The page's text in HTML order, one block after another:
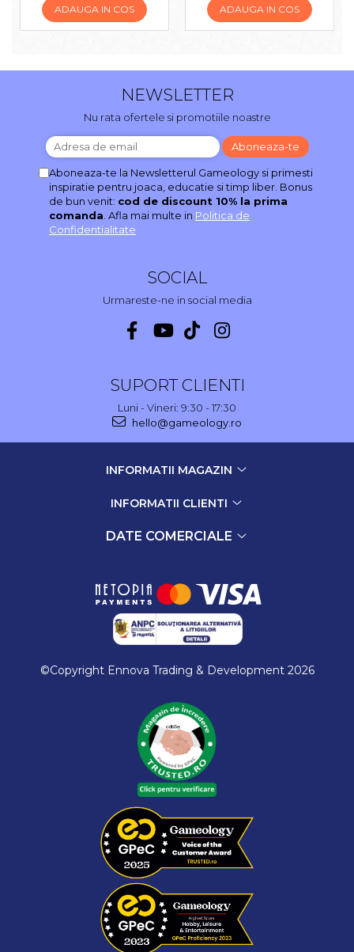
ADAUGA IN COS ADAUGA IN COS
NEWSLETTER
Nu rata ofertele si promotiile noastre
Aboneaza-te la Newsletterul Gameology si primesti
inspiratie pentru joaca, educatie si timp liber. Bonus
de bun venit: cod de discount 10% la prima
comanda. Afla mai multe in Politica de
Confidentialitate
SOCIAL
Urmareste-ne in social media
SUPORT CLIENTI
Luni - Vineri: 9:30 - 17:30
hello@gameology.ro
INFORMATII MAGAZIN
INFORMATII CLIENTI
DATE COMERCIALE
©Copyright Ennova Trading & Development 2026